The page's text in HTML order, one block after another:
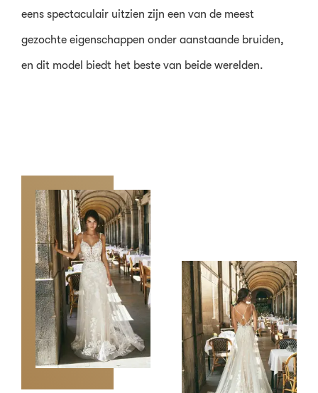
eens spectaculair uitzien zijn een van de meest
gezochte eigenschappen onder aanstaande bruiden,
en dit model biedt het beste van beide werelden.